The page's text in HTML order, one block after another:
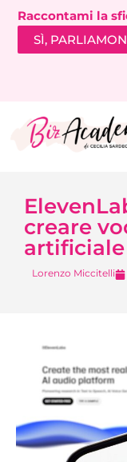
Raccontami la
bloccando. Ti
SÌ,
creare
Lorenzo Miccitelli